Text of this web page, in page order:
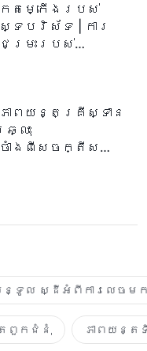
តម្កើង​របស់​
ទបរិស័ទ | ការ
ម្រះរបស់
ភាពយន្តគ្រីស្ទាន
ឆ្លុះ
ាំងពីសេចក្តីសង្រ្គោះ»
ះបន្ទូល ស្ដីអំពីការលេច
តពួកជំនុំ ភាពយន្